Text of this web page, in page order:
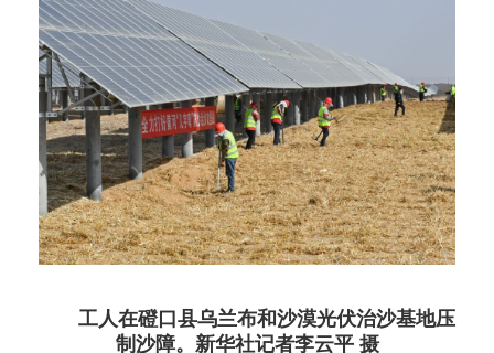
工人在磴口县乌兰布和沙漠光伏治沙基地压
制沙障。新华社记者李云平 摄